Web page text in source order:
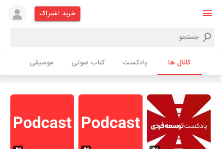
خرید اشتراک
کانال ها پادکست کتاب صوتی موسیقی